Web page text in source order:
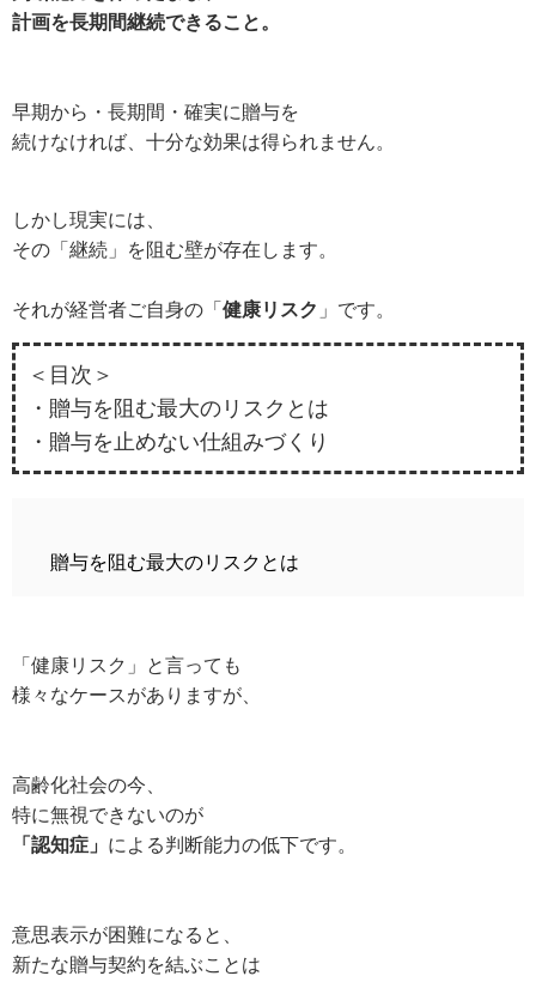
計画を長期間継続できること。
早期から・長期間・確実に贈与を
続けなければ、十分な効果は得られません。
しかし現実には、
その「継続」を阻む壁が存在します。
それが経営者ご自身の「 健康リスク 」です。
＜目次＞
・贈与を阻む最大のリスクとは
・贈与を止めない仕組みづくり
贈与を阻む最大のリスクとは
「健康リスク」と言っても
様々なケースがありますが、
高齢化社会の今、
特に無視できないのが
「認知症」 による判断能力の低下です。
意思表示が困難になると、
新たな贈与契約を結ぶことは